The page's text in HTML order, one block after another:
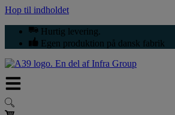
Hop til indholdet
Hurtig levering.
Egen produktion på dansk fabrik